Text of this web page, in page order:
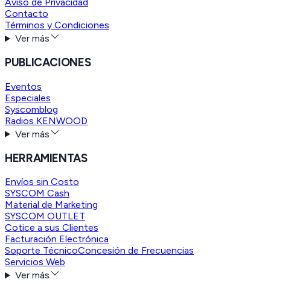
Aviso de Privacidad
Contacto
Términos y Condiciones
Ver más
PUBLICACIONES
Eventos
Especiales
Syscomblog
Radios KENWOOD
Ver más
HERRAMIENTAS
Envíos sin Costo
SYSCOM Cash
Material de Marketing
SYSCOM OUTLET
Cotice a sus Clientes
Facturación Electrónica
Soporte TécnicoConcesión de Frecuencias
Servicios Web
Ver más